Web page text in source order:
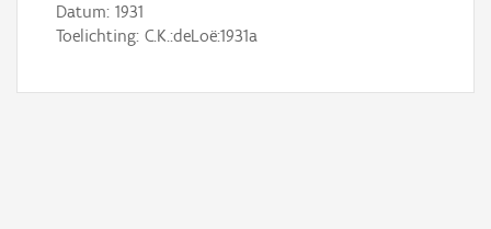
Datum: 1931
Toelichting: C.K.:deLoë:1931a